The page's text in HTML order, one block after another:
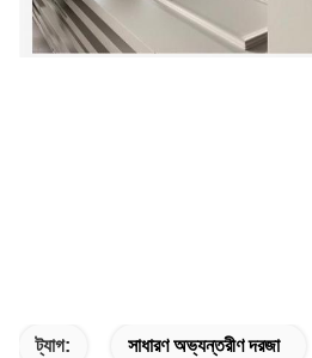
ট্যাগ: সাধারণ অভ্যন্তরীণ দরজা